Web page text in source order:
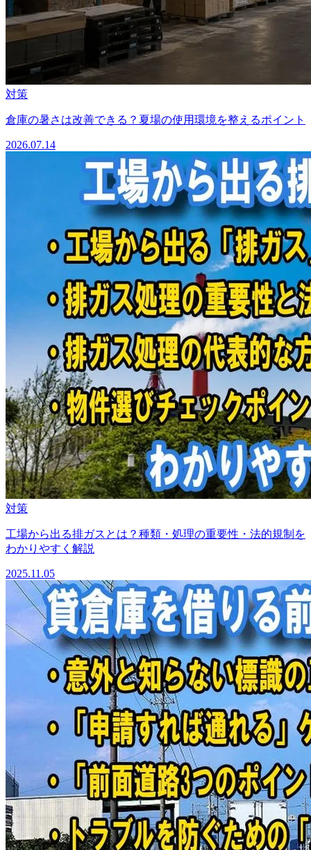
対策
倉庫の暑さは改善できる？夏場の使用環境を整えるポイント
2026.07.14
対策
工場から出る排ガスとは？種類・処理の重要性・法的規制を
わかりやすく解説
2025.11.05